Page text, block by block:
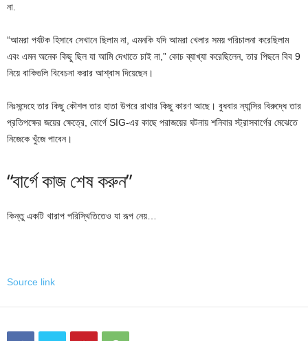
না.
“আমরা পর্যটক হিসাবে সেখানে ছিলাম না, এমনকি যদি আমরা খেলার সময় পরিচালনা করেছিলাম
এবং এমন অনেক কিছু ছিল যা আমি দেখাতে চাই না,” কোচ ব্যাখ্যা করেছিলেন, তার পিছনে বিব 9
নিয়ে বাকিগুলি বিবেচনা করার আশ্বাস দিয়েছেন।
নিঃসন্দেহে তার কিছু কৌশল তার হাতা উপরে রাখার কিছু কারণ আছে। বুধবার ন্যান্সির বিরুদ্ধে তার
প্রতিপক্ষের জয়ের ক্ষেত্রে, বোর্গে SIG-এর কাছে পরাজয়ের ঘটনায় শনিবার স্ট্রাসবার্গের মেঝেতে
নিজেকে খুঁজে পাবেন।
“বার্গে কাজ শেষ করুন”
কিন্তু একটি খারাপ পরিস্থিতিতেও যা রূপ নেয়…
Source link